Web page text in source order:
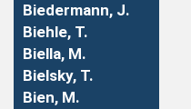
Biedermann, J.
Biehle, T.
Biella, M.
Bielsky, T.
Bien, M.